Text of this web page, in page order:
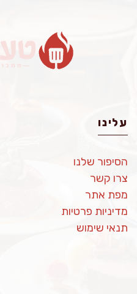
עלינו
הסיפור שלנו
צרו קשר
מפת אתר
מדיניות פרטיות
תנאי שימוש